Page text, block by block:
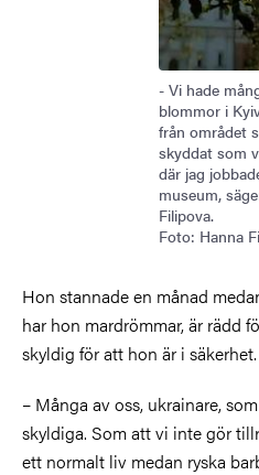
- Vi hade
blommor i
från området
skyddat som
där jag
museum,
Filipova.
Foto: Hanna
Hon stannade en månad
har hon mardrömmar, är rädd
skyldig för att hon är i säkerhet.
– Många av oss, ukrainare,
skyldiga. Som att vi inte gör
ett normalt liv medan ryska